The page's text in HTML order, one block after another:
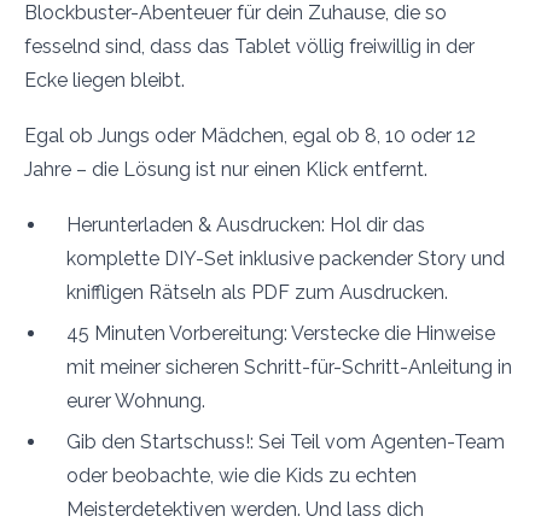
Blockbuster-Abenteuer für dein Zuhause, die so
fesselnd sind, dass das Tablet völlig freiwillig in der
Ecke liegen bleibt.
Egal ob Jungs oder Mädchen, egal ob 8, 10 oder 12
Jahre – die Lösung ist nur einen Klick entfernt.
Herunterladen & Ausdrucken: Hol dir das
komplette DIY-Set inklusive packender Story und
kniffligen Rätseln als PDF zum Ausdrucken.
45 Minuten Vorbereitung: Verstecke die Hinweise
mit meiner sicheren Schritt-für-Schritt-Anleitung in
eurer Wohnung.
Gib den Startschuss!: Sei Teil vom Agenten-Team
oder beobachte, wie die Kids zu echten
Meisterdetektiven werden. Und lass dich